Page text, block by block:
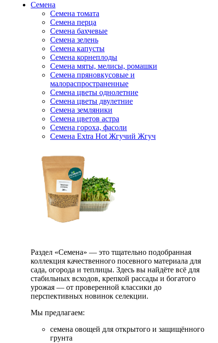
Семена
Семена томата
Семена перца
Семена бахчевые
Семена зелень
Семена капусты
Семена корнеплоды
Семена мяты, мелисы, ромашки
Семена пряновкусовые и
малораспространенные
Семена цветы однолетние
Семена цветы двулетние
Семена земляники
Семена цветов астра
Семена гороха, фасоли
Семена Extra Hot Жгучий Жгуч
Раздел «Семена» — это тщательно подобранная
коллекция качественного посевного материала для
сада, огорода и теплицы. Здесь вы найдёте всё для
стабильных всходов, крепкой рассады и богатого
урожая — от проверенной классики до
перспективных новинок селекции.
Мы предлагаем:
семена овощей для открытого и защищённого
грунта